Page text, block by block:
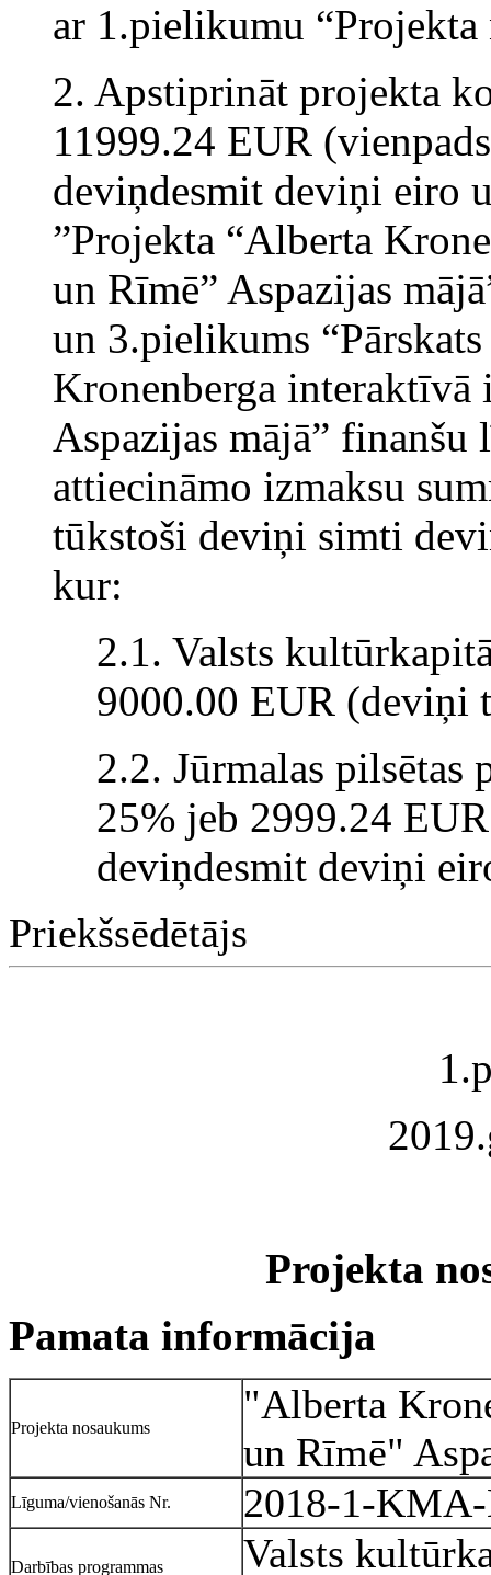
ar 1.pielikumu
2. Apstiprināt projekta
11999.24 EUR
deviņdesmit deviņi eiro
”Projekta “Alberta
un Rīmē” Aspazijas
un 3.pielikums
Kronenberga interaktīvā
Aspazijas mājā”
attiecināmo izmaksu
tūkstoši deviņi simti
kur:
2.1. Valsts
9000.00 EUR (deviņi
2.2. Jūrmalas pilsētas
25% jeb 2999.24
deviņdesmit deviņi
Priekšsēdētājs
Projekta
Pamata informācija
Projekta nosaukums
"Alberta
un Rīmē"
Līguma/vienošanās Nr. 2018-1-
Darbības programmas Valsts